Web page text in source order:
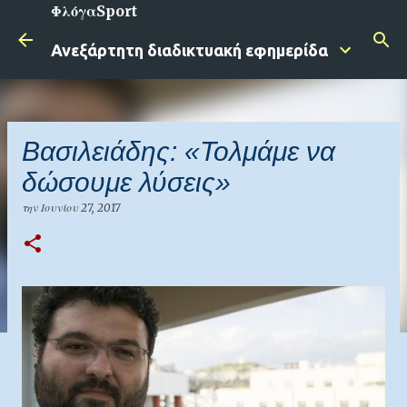
Μετάβαση στο κύριο περιεχόμενο
ΦλόγαSport
Ανεξάρτητη διαδικτυακή εφημερίδα
Βασιλειάδης: «Τολμάμε να
δώσουμε λύσεις»
την Ιουνίου 27, 2017